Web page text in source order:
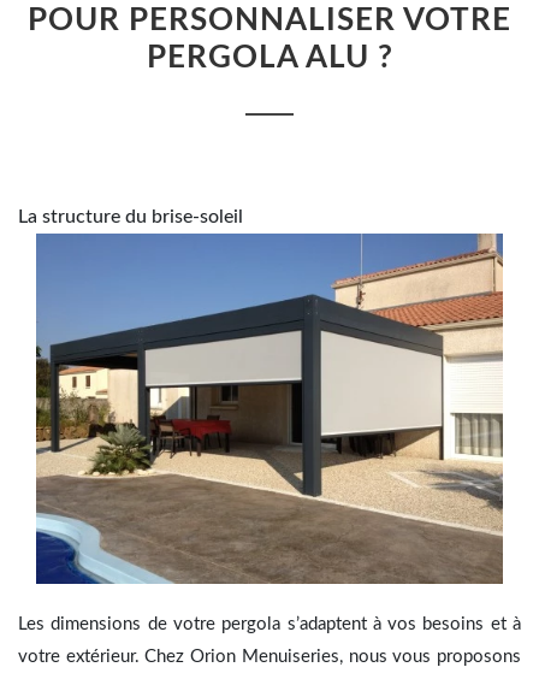
POUR PERSONNALISER VOTRE
PERGOLA ALU ?
La structure du brise-soleil
Les dimensions de votre pergola s’adaptent à vos besoins et à
votre extérieur. Chez Orion Menuiseries, nous vous proposons